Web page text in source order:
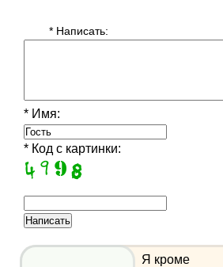
* Написать:
* Имя:
* Код с картинки:
Я кроме